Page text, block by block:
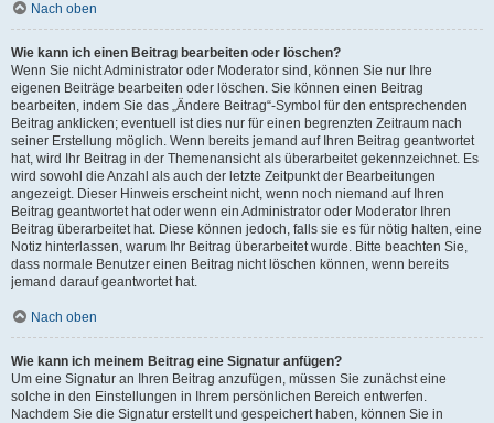
Nach oben
Wie kann ich einen Beitrag bearbeiten oder löschen?
Wenn Sie nicht Administrator oder Moderator sind, können Sie nur Ihre
eigenen Beiträge bearbeiten oder löschen. Sie können einen Beitrag
bearbeiten, indem Sie das „Ändere Beitrag“-Symbol für den entsprechenden
Beitrag anklicken; eventuell ist dies nur für einen begrenzten Zeitraum nach
seiner Erstellung möglich. Wenn bereits jemand auf Ihren Beitrag geantwortet
hat, wird Ihr Beitrag in der Themenansicht als überarbeitet gekennzeichnet. Es
wird sowohl die Anzahl als auch der letzte Zeitpunkt der Bearbeitungen
angezeigt. Dieser Hinweis erscheint nicht, wenn noch niemand auf Ihren
Beitrag geantwortet hat oder wenn ein Administrator oder Moderator Ihren
Beitrag überarbeitet hat. Diese können jedoch, falls sie es für nötig halten, eine
Notiz hinterlassen, warum Ihr Beitrag überarbeitet wurde. Bitte beachten Sie,
dass normale Benutzer einen Beitrag nicht löschen können, wenn bereits
jemand darauf geantwortet hat.
Nach oben
Wie kann ich meinem Beitrag eine Signatur anfügen?
Um eine Signatur an Ihren Beitrag anzufügen, müssen Sie zunächst eine
solche in den Einstellungen in Ihrem persönlichen Bereich entwerfen.
Nachdem Sie die Signatur erstellt und gespeichert haben, können Sie in